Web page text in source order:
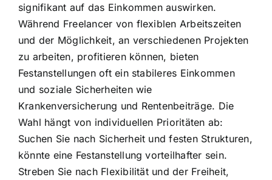
signifikant auf das Einkommen auswirken.
Während Freelancer von flexiblen Arbeitszeiten
und der Möglichkeit, an verschiedenen Projekten
zu arbeiten, profitieren können, bieten
Festanstellungen oft ein stabileres Einkommen
und soziale Sicherheiten wie
Krankenversicherung und Rentenbeiträge. Die
Wahl hängt von individuellen Prioritäten ab:
Suchen Sie nach Sicherheit und festen Strukturen,
könnte eine Festanstellung vorteilhafter sein.
Streben Sie nach Flexibilität und der Freiheit,